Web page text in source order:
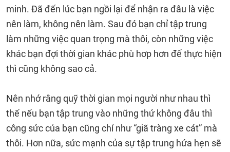
minh. Đã đến lúc bạn ngồi lại để nhận ra đâu là việc
nên làm, không nên làm. Sau đó bạn chỉ tập trung
làm những việc quan trọng mà thôi, còn những việc
khác bạn đợi thời gian khác phù hơp hơn để thực hiện
thì cũng không sao cả.
Nên nhớ rằng quỹ thời gian mọi người như nhau thì
thế nếu bạn tập trung vào những thứ không đâu thì
công sức của bạn cũng chỉ như “giã tràng xe cát” mà
thôi. Hơn nữa, sức mạnh của sự tập trung hứa hẹn sẽ